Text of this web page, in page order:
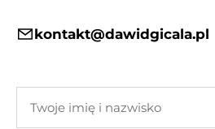
kontakt@dawidgicala.pl
imię